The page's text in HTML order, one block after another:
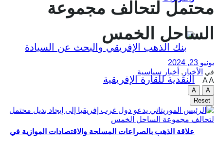
علاقة الذهب بالصراعات المسلحة والاقتصادات الموازية في
محتمل لتحالف مجموعة
الساحل الخمس
يونيو 23, 2024
في الأخبار , أخبار سياسية
AA
A
A
Reset